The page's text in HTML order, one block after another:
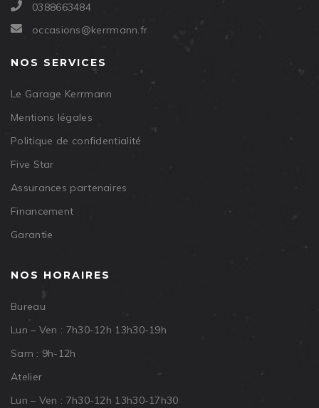
0388663484
occasions@kerrmann.fr
NOS SERVICES
Le Garage Kerrmann
Mentions légales
Politique de confidentialité
Five Star
Assurances partenaires
Financement
Garantie
NOS HORAIRES
Bureau
Lun – Ven : 7h30-12h 13h30-19h
Sam : 9h-12h
Atelier
Lun – Ven : 7h30-12h 13h30-17h30